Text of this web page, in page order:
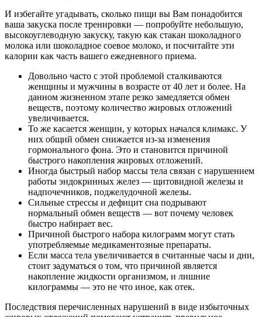
И избегайте угадывать, сколько пищи вы Вам понадобится
ваша закуска после тренировки — попробуйте небольшую,
высокоуглеводную закуску, такую ​​как стакан шоколадного
молока или шоколадное соевое молоко, и посчитайте эти
калории как часть вашего ежедневного приема.
Довольно часто с этой проблемой сталкиваются
женщины и мужчины в возрасте от 40 лет и более. На
данном жизненном этапе резко замедляется обмен
веществ, поэтому количество жировых отложений
увеличивается.
То же касается женщин, у которых начался климакс. У
них общий обмен снижается из-за изменения
гормонального фона. Это и становится причиной
быстрого накопления жировых отложений.
Иногда быстрый набор массы тела связан с нарушением
работы эндокринных желез — щитовидной железы и
надпочечников, поджелудочной железы.
Сильные стрессы и дефицит сна подрывают
нормальный обмен веществ — вот почему человек
быстро набирает вес.
Причиной быстрого набора килограмм могут стать
употребляемые медикаментозные препараты.
Если масса тела увеличивается в считанные часы и дни,
стоит задуматься о том, что причиной является
накопление жидкости организмом, и лишние
килограммы — это не что иное, как отек.
Последствия перечисленных нарушений в виде избыточных